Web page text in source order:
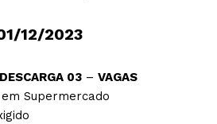
12/2023
03 – VAGAS
Supermercado